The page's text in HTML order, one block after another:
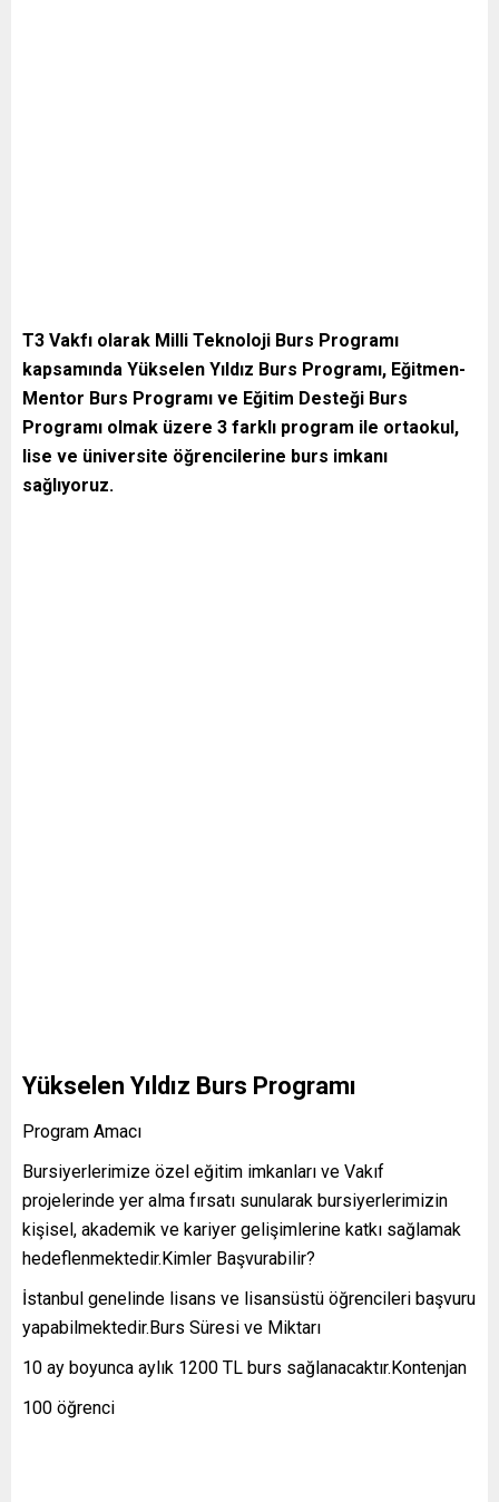
T3 Vakfı olarak Milli Teknoloji Burs Programı
kapsamında Yükselen Yıldız Burs Programı, Eğitmen-
Mentor Burs Programı ve Eğitim Desteği Burs
Programı olmak üzere 3 farklı program ile ortaokul,
lise ve üniversite öğrencilerine burs imkanı
sağlıyoruz.
Yükselen Yıldız Burs Programı
Program Amacı
Bursiyerlerimize özel eğitim imkanları ve Vakıf
projelerinde yer alma fırsatı sunularak bursiyerlerimizin
kişisel, akademik ve kariyer gelişimlerine katkı sağlamak
hedeflenmektedir.Kimler Başvurabilir?
İstanbul genelinde lisans ve lisansüstü öğrencileri başvuru
yapabilmektedir.Burs Süresi ve Miktarı
10 ay boyunca aylık 1200 TL burs sağlanacaktır.Kontenjan
100 öğrenci